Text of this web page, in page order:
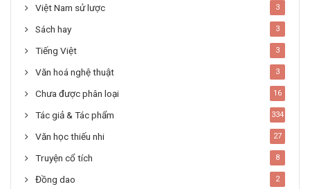
Việt Nam sử lược 3
Sách hay 3
Tiếng Việt 3
Văn hoá nghệ thuật 3
Chưa được phân loại 16
Tác giả & Tác phẩm 334
Văn học thiếu nhi 27
Truyện cổ tích 8
Đồng dao 2